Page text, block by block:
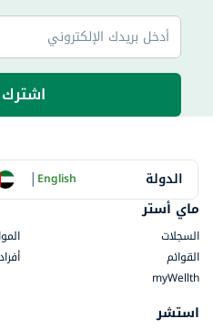
الدولة |English
ماي أستر
السجلات
القوائم
myWellth
استشر